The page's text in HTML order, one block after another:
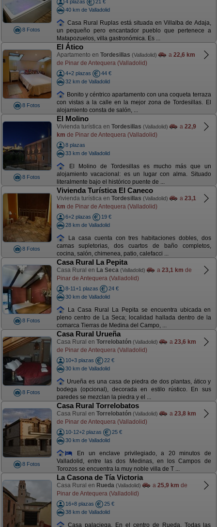
8 Fotos
4 plazas
21 €
40 km de Valladolid
Casa Rural Ruplas está situada en Villalba de Adaja,
un pequeño pero encantador pueblo que pertenece a
Matapozuelos, villa gastronómica. Es ...
8 Fotos
El Ático
Apartamento en Tordesillas (Valladolid) a 22,6 km
de Pinar de Antequera (Valladolid)
4+2 plazas
44 €
32 km de Valladolid
Bonito y céntrico apartamento con una coqueta terraza
con vistas a la calle en la mejor zona de Tordesillas. El
alojamiento consta de salón, ...
8 Fotos
El Molino
Vivienda turística en Tordesillas (Valladolid) a 22,9
km de Pinar de Antequera (Valladolid)
8 plazas
33 km de Valladolid
El Molino de Tordesillas es mucho más que un
alojamiento vacacional: es un lugar con alma. Situado
literalmente bajo el histórico puente de ...
8 Fotos
Vivienda Turística El Caneco
Vivienda turística en Tordesillas (Valladolid) a 23,1
km de Pinar de Antequera (Valladolid)
6+2 plazas
19 €
28 km de Valladolid
La casa cuenta con tres habitaciones dobles, dos
camas supletorias, dos cuartos de baño completos,
cocina, salón, chimenea, patio, calefacci ...
8 Fotos
Casa Rural La Pepita
Casa Rural en La Seca (Valladolid) a 23,1 km de
Pinar de Antequera (Valladolid)
8-11+1 plazas
24 €
30 km de Valladolid
La Casa Rural La Pepita se encuentra ubicada en
pleno centro de La Seca; localidad hallada dentro de la
comarca Tierras de Medina del Campo, ...
8 Fotos
Casa Rural Urueña
Casa Rural en Torrelobatón (Valladolid) a 23,6 km
de Pinar de Antequera (Valladolid)
10+3 plazas
22 €
30 km de Valladolid
Urueña es una casa de piedra de dos plantas, ático y
bodega (opcional), decorada en estilo rústico. En sus
paredes se mezclan la piedra y el ...
8 Fotos
Casa Rural Torrelobatos
Casa Rural en Torrelobatón (Valladolid) a 23,8 km
de Pinar de Antequera (Valladolid)
10-12+2 plazas
25 €
30 km de Valladolid
En un enclave privilegiado, a 20 minutos de
Valladolid, entre las dos Medinas, en los Campos de
Torozos se encuentra la muy noble villa de T ...
La Casona de Tía Victoria
Casa Rural en Rueda (Valladolid) a 25,9 km de
Pinar de Antequera (Valladolid)
16+8 plazas
25 €
38 km de Valladolid
Casa palaciega. En el centro de Rueda. Todas las